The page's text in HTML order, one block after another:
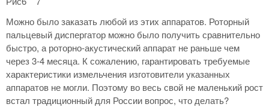
Можно было заказать любой из этих аппаратов. Роторный
пальцевый диспергатор можно было получить сравнительно
быстро, а роторно-акустический аппарат не раньше чем
через 3-4 месяца. К сожалению, гарантировать требуемые
характеристики измельчения изготовители указанных
аппаратов не могли. Поэтому во весь свой не маленький рост
встал традиционный для России вопрос, что делать?